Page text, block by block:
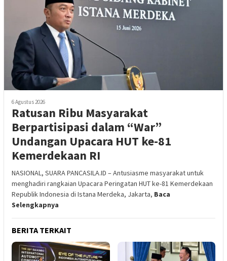
6 Agustus 2026
Ratusan Ribu Masyarakat
Berpartisipasi dalam “War”
Undangan Upacara HUT ke-81
Kemerdekaan RI
NASIONAL, SUARA PANCASILA.ID – Antusiasme masyarakat untuk
menghadiri rangkaian Upacara Peringatan HUT ke-81 Kemerdekaan
Republik Indonesia di Istana Merdeka, Jakarta, Baca
Selengkapnya
BERITA TERKAIT